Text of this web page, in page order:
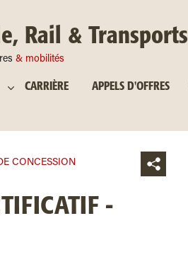
Rail & Transports
& mobilités
CARRIÈRE APPELS D'OFFRES
CONCESSION
-